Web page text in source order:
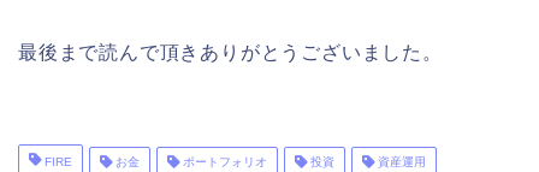
最後まで読んで頂きありがとうございました。
FIRE お金 ポートフォリオ 投資 資産運用